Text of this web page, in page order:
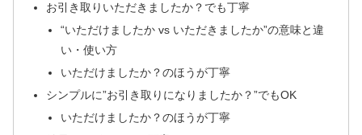
お引き取りいただきましたか？でも丁寧
“いただけましたか vs いただきましたか”の意味と違
い・使い方
いただけましたか？のほうが丁寧
シンプルに”お引き取りになりましたか？”でもOK
いただけましたか？のほうが丁寧